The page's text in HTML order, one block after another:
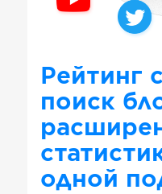
Рейтинг
поиск
одной